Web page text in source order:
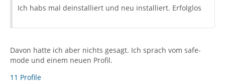
Ich habs mal deinstalliert und neu installiert. Erfolglos
Davon hatte ich aber nichts gesagt. Ich sprach vom safe-
mode und einem neuen Profil.
11 Profile